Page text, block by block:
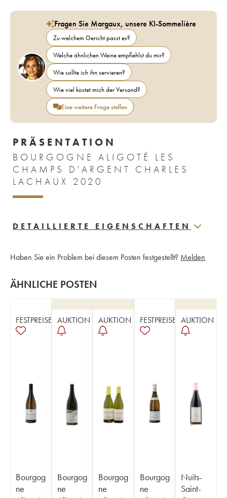
Fragen Sie Margaux, unsere KI-Sommelière
Zu welchem Gericht passt es?
Welche ähnlichen Weine empfiehlst du mir?
Wie sollte ich ihn servieren?
Wie viel kostet mich der Versand?
Eine weitere Frage stellen
PRÄSENTATION
BOURGOGNE ALIGOTÉ LES
CHAMPS D'ARGENT CHARLES
LACHAUX 2020
DETAILLIERTE EIGENSCHAFTEN
Haben Sie ein Problem bei diesem Posten festgestellt? Melden
ÄHNLICHE POSTEN
FESTPREISE
Bourgog
ne
AUKTION
Bourgog
ne
AUKTION
Bourgog
ne
FESTPREISE
Bourgog
ne
AUKTION
Nuits-
Saint-